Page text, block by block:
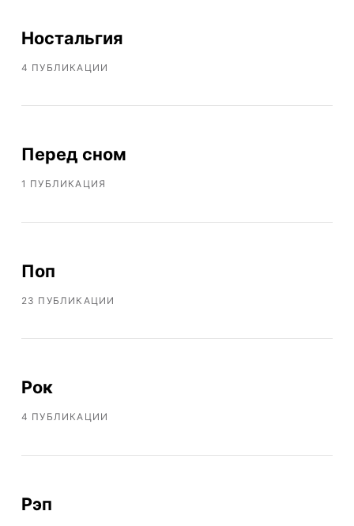
Ностальгия
4 ПУБЛИКАЦИИ
Перед сном
1 ПУБЛИКАЦИЯ
Поп
23 ПУБЛИКАЦИИ
Рок
4 ПУБЛИКАЦИИ
Рэп